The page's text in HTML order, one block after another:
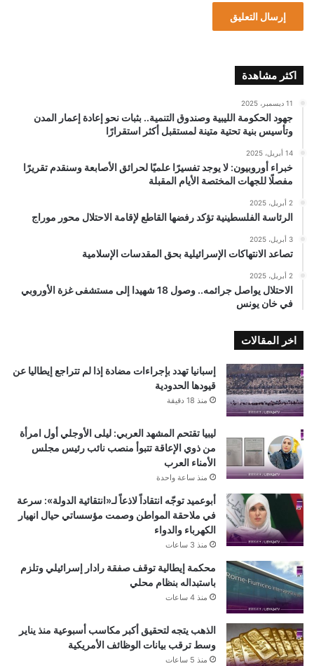
اكثر مشاهدة
11 ديسمبر، 2025
جهود الحكومة الليبية وصندوق التنمية.. بثبات نحو إعادة إعمار المدن
وتأسيس بنية تحتية متينة لمستقبل أكثر استقرارًا
14 أبريل، 2025
خبراء أوروبيون: لا يوجد تفسيرًا علميًا لحرائق الأصابعة وسنقدم تقريرًا
مفصلًا للجهات المختصة الأيام المقبلة
2 أبريل، 2025
الرئاسة الفلسطينية تؤكد رفضها القاطع لإقامة الاحتلال محور موراج
3 أبريل، 2025
تصاعد الانتهاكات الإسرائيلية بحق المقدسات الإسلامية
2 أبريل، 2025
الاحتلال يواصل جرائمه.. وصول 18 شهيدا إلى مستشفى غزة الأوروبي
في خان يونس
اخر المقالات
إسبانيا تهدد بإجراءات مضادة إذا لم تتراجع إيطاليا عن
قيودها الحدودية
منذ 18 دقيقة
ليبيا تقتحم المشهد العربي: ليلى الأوجلي أول امرأة
من ذوي الإعاقة تتبوأ منصب نائب رئيس مجلس
الأمناء العرب
منذ ساعة واحدة
أبوعميد توجّه انتقاداً لاذعاً لـ«انتقائية الدولة»: سرعة
في ملاحقة المواطن وصمت مؤسساتي حيال انهيار
الكهرباء والدواء
منذ 3 ساعات
محكمة إيطالية توقف صفقة رادار إسرائيلي وتلزم
باستبداله بنظام محلي
منذ 4 ساعات
الذهب يتجه لتحقيق أكبر مكاسب أسبوعية منذ يناير
وسط ترقب بيانات الوظائف الأمريكية
منذ 5 ساعات